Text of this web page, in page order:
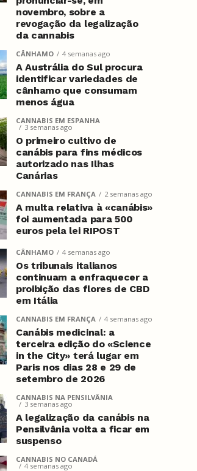
novembro, sobre a
revogação da legalização
da cannabis
CÂNHAMO 4 semanas ago
A Austrália do Sul procura
identificar variedades de
cânhamo que consumam
menos água
CANNABIS EM ESPANHA
3 semanas ago
O primeiro cultivo de
canábis para fins médicos
autorizado nas Ilhas
Canárias
CANNABIS EM FRANÇA 2 semanas ago
A multa relativa à «canábis»
foi aumentada para 500
euros pela lei RIPOST
CÂNHAMO 4 semanas ago
Os tribunais italianos
continuam a enfraquecer a
proibição das flores de CBD
em Itália
CANNABIS EM FRANÇA 4 semanas ago
Canábis medicinal: a
terceira edição do «Science
in the City» terá lugar em
Paris nos dias 28 e 29 de
setembro de 2026
CANNABIS NA PENSILVÂNIA
3 semanas ago
A legalização da canábis na
Pensilvânia volta a ficar em
suspenso
CANNABIS NO CANADÁ
4 semanas ago